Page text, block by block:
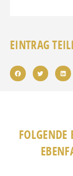
EINTRAG